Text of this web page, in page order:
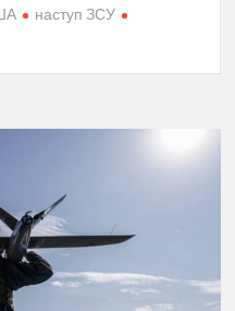
наступ ЗСУ